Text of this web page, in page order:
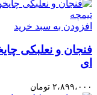
افزودن به سبد خرید
فنجان و نعلبکی
ای
۲،۸۹۹،۰۰۰ تومان